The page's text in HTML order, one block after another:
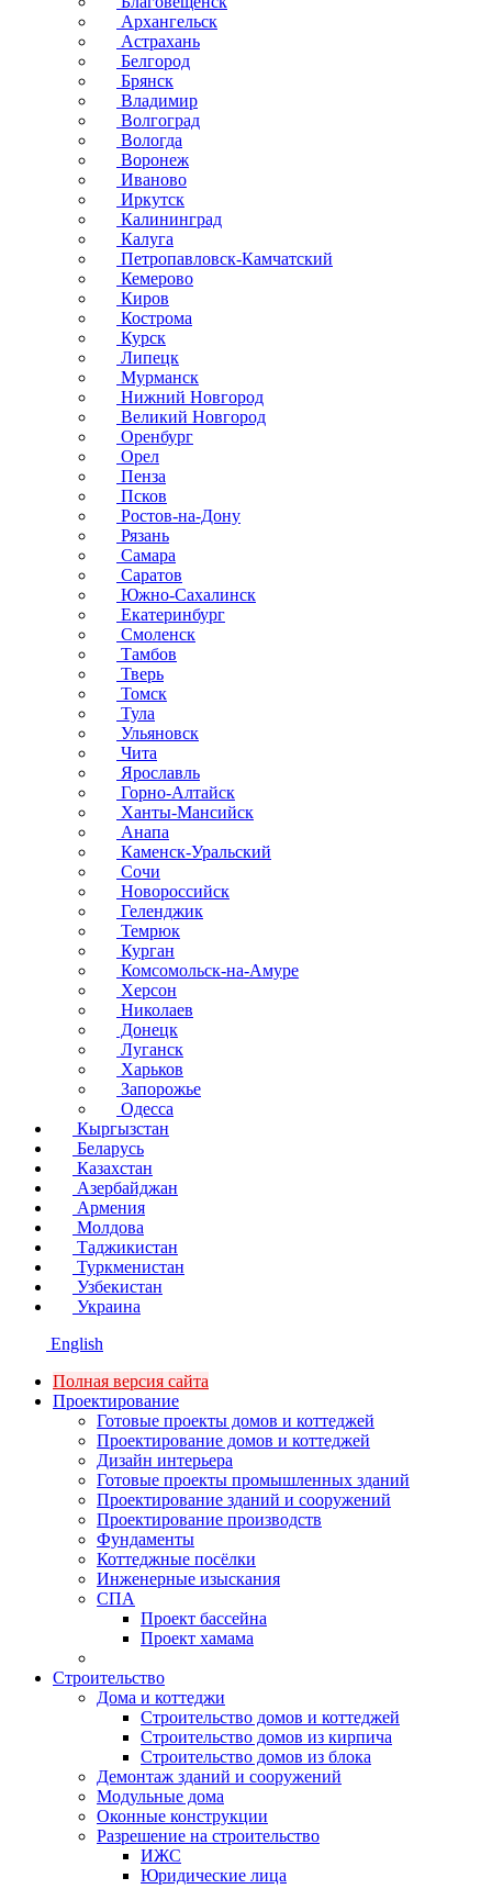
Архангельск
Астрахань
Белгород
Брянск
Владимир
Волгоград
Вологда
Воронеж
Иваново
Иркутск
Калининград
Калуга
Петропавловск-Камчатский
Кемерово
Киров
Кострома
Курск
Липецк
Мурманск
Нижний Новгород
Великий Новгород
Оренбург
Орел
Пенза
Псков
Ростов-на-Дону
Рязань
Самара
Саратов
Южно-Сахалинск
Екатеринбург
Смоленск
Тамбов
Тверь
Томск
Тула
Ульяновск
Чита
Ярославль
Горно-Алтайск
Ханты-Мансийск
Анапа
Каменск-Уральский
Сочи
Новороссийск
Геленджик
Темрюк
Курган
Комсомольск-на-Амуре
Херсон
Николаев
Донецк
Луганск
Харьков
Запорожье
Одесса
Кыргызстан
Беларусь
Казахстан
Азербайджан
Армения
Молдова
Таджикистан
Туркменистан
Узбекистан
Украина
English
Полная версия сайта
Проектирование
Готовые проекты домов и коттеджей
Проектирование домов и коттеджей
Дизайн интерьера
Готовые проекты промышленных зданий
Проектирование зданий и сооружений
Проектирование производств
Фундаменты
Коттеджные посёлки
Инженерные изыскания
СПА
Проект бассейна
Проект хамама
Строительство
Дома и коттеджи
Строительство домов и коттеджей
Строительство домов из кирпича
Строительство домов из блока
Демонтаж зданий и сооружений
Модульные дома
Оконные конструкции
Разрешение на строительство
ИЖС
Юридические лица